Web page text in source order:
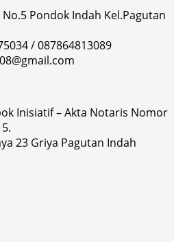
No.5 Pondok Indah Kel.Pagutan
/ 087864813089
Inisiatif – Akta Notaris Nomor
23 Griya Pagutan Indah